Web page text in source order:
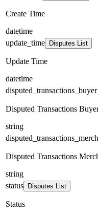
Create Time
datetime
update_time
Disputes List
Update Time
datetime
Disputed Transactions
string
Disputed Transactions
string
status
Disputes List
Status